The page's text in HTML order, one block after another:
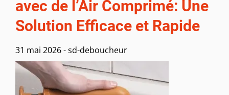
avec de l’Air Comprimé: Une
Solution Efficace et Rapide
31 mai 2026-sd-deboucheur